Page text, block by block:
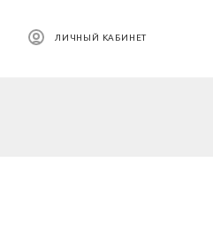
ЛИЧНЫЙ КАБИНЕТ